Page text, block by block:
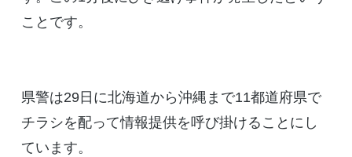
ことです。
県警は29日に北海道から沖縄まで11都道府県で
チラシを配って情報提供を呼び掛けることにし
ています。